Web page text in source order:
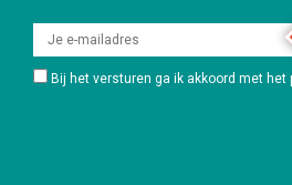
Bij het versturen ga ik akkoord met het